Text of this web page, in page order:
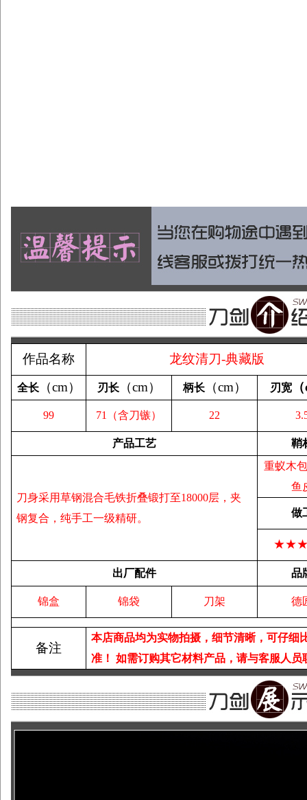
作品名称 龙纹清刀-典藏版
全长（cm） 刃长（cm） 柄长（cm） 刃宽 （
99 71（含刀镞） 22
产品工艺 鞘
刀身采用草钢混合毛铁折叠锻打至18000层，夹
钢复合，纯手工一级精研。
重蚁木
鱼
做
出厂配件 品
锦盒 锦袋 刀架 德
备注
本店商品均为实物拍摄，细节清晰，可仔细
准！ 如需订购其它材料产品，请与客服人员